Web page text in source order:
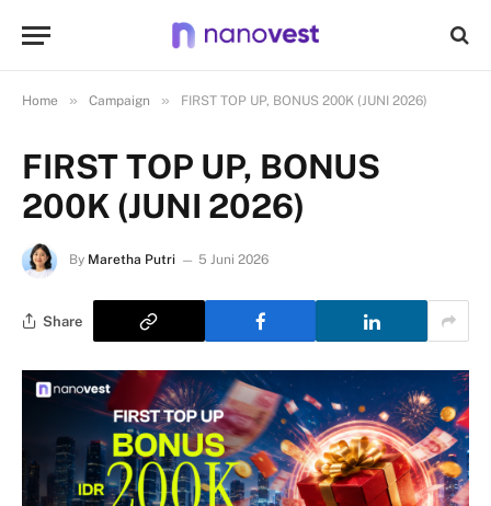
Home » Campaign » FIRST TOP UP, BONUS 200K (JUNI 2026)
FIRST TOP UP, BONUS
200K (JUNI 2026)
By Maretha Putri 5 Juni 2026
Share